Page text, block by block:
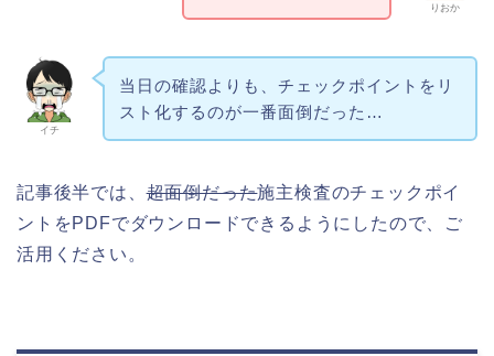
りおか
イチ
当日の確認よりも、チェックポイントをリ
スト化するのが一番面倒だった…
記事後半では、超面倒だった施主検査のチェックポイ
ントをPDFでダウンロードできるようにしたので、ご
活用ください。